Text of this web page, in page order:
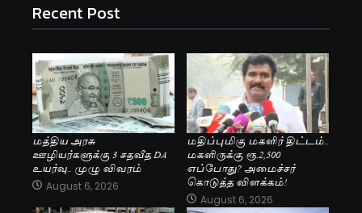
Recent Post
மத்திய அரசு
ஊழியர்களுக்கு 3 சதவீத DA
உயர்வு.. முழு விவரம்
August 6, 2026
மதிப்புமிகு மகளிர் திட்டம்..
மகளிருக்கு ரூ.2,500
எப்போது? அமைச்சர்
கொடுத்த விளக்கம்!
August 6, 2026